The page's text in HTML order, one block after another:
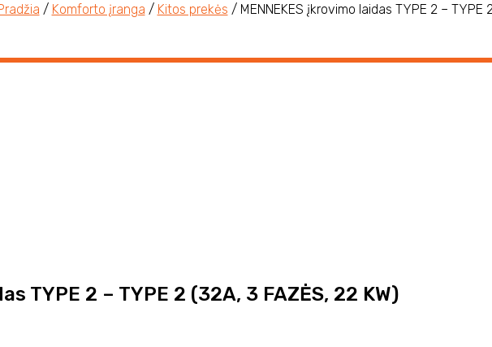
/ Komforto įranga / Kitos prekės / MENNEKES įkrovimo laidas TYPE 2 – TYPE
TYPE 2 – TYPE 2 (32A, 3 FAZĖS, 22 KW)